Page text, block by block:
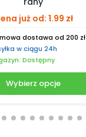
już od:1.99 zł
dostawa od 200 zł
w ciągu 24h
Dostępny
Wybierz opcje